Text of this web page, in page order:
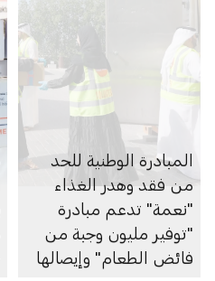
المبادرة الوطنية للحد
من فقد وهدر الغذاء
"نعمة" تدعم مبادرة
"توفير مليون وجبة من
فائض الطعام" وإيصالها